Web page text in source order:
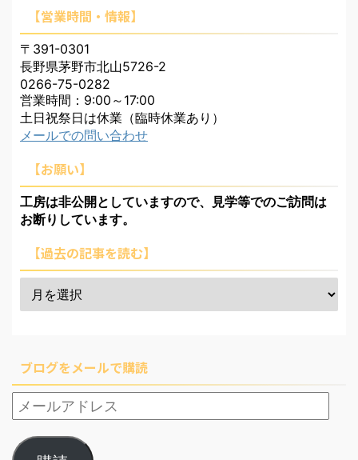
【営業時間・情報】
〒391-0301
長野県茅野市北山5726-2
0266-75-0282
営業時間：9:00～17:00
土日祝祭日は休業（臨時休業あり）
メールでの問い合わせ
【お願い】
工房は非公開としていますので、見学等でのご訪問は
お断りしています。
【過去の記事を読む】
ブログをメールで購読